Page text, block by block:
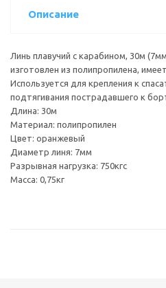
Описание
Линь плавучий с карабином, 30м
изготовлен из полипропилена,
Используется для крепления к
подтягивания пострадавшего к
Длина: 30м
Материал: полипропилен
Цвет: оранжевый
Диаметр линя: 7мм
Разрывная нагрузка: 750кгс
Масса: 0,75кг